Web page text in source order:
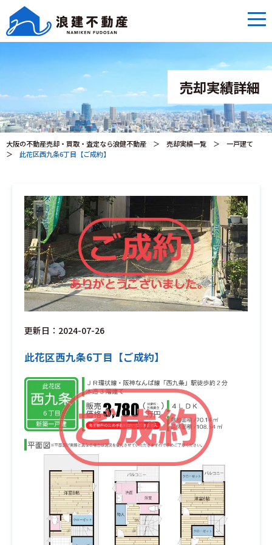
売却実績詳細
大阪の不動産売却・買取・査定なら浪健不動産 ＞ 売却実績一覧 ＞ 一戸建て
＞ 此花区西九条6丁目【ご成約】
更新日：2024-07-26
此花区西九条6丁目【ご成約】